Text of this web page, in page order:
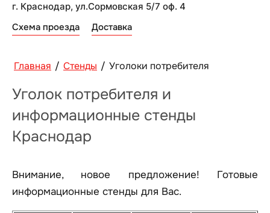
г. Краснодар, ул.Сормовская 5/7 оф. 4
Схема проезда Доставка
Главная / Стенды / Уголоки потребителя
Уголок потребителя и
информационные стенды
Краснодар
Внимание, новое предложение! Готовые
информационные стенды для Вас.